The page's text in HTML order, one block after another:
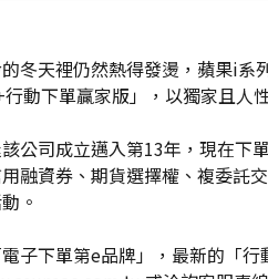
冬天裡仍然熱得發燙，蘋果i
動下單贏家版」，以獨家且人
公司成立邁入第13年，現在
融資券、期貨選擇權、複委託
。
子下單第e品牌」，最新的「